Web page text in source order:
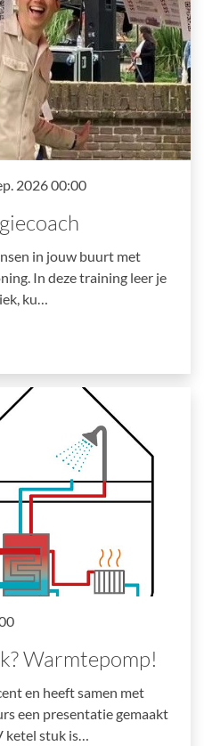
2026 00:00
in jouw buurt met
In deze training leer je
ku…
Warmtepomp!
en heeft samen met
een presentatie gemaakt
ketel stuk is…